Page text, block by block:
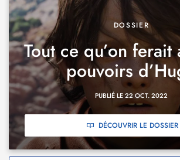
DOSSIER
Tout ce qu’on ferait
pouvoirs
PUBLIÉ LE 22 OCT. 2022
DÉCOUVRIR LE DOSSIER